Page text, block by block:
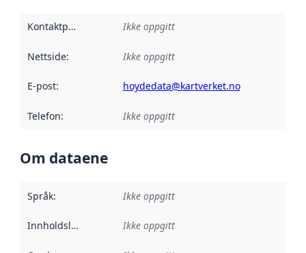
Kontaktpunkt Ikke oppgitt
Nettside: Ikke oppgitt
E-post: hoydedata@kartverket.no
Telefon: Ikke oppgitt
Om dataene
Språk: Ikke oppgitt
Innholdsleverandører :
Ikke oppgitt